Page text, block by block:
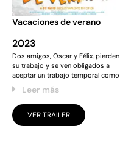
Vacaciones de verano
2023
Dos amigos, Oscar y Félix, pierden
su trabajo y se ven obligados a
aceptar un trabajo temporal como
Leer más
VER TRAILER